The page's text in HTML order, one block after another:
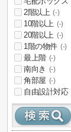
2階以上 (-)
10階以上 (-)
20階以上 (-)
1階の物件 (-)
最上階 (-)
南向き (-)
角部屋 (-)
自由設計対応